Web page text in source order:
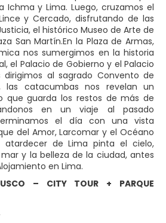
Ichma y Lima. Luego, cruzamos el
y Cercado, disfrutando de las
el histórico Museo de Arte de
San Martín.En la Plaza de Armas,
nos sumergimos en la historia
el Palacio de Gobierno y el Palacio
dirigimos al sagrado Convento de
las catacumbas nos revelan un
que guarda los restos de más de
en un viaje al pasado
el día con una vista
del Amor, Larcomar y el Océano
atardecer de Lima pinta el cielo,
y la belleza de la ciudad, antes
en Lima.
– CITY TOUR + PARQUE